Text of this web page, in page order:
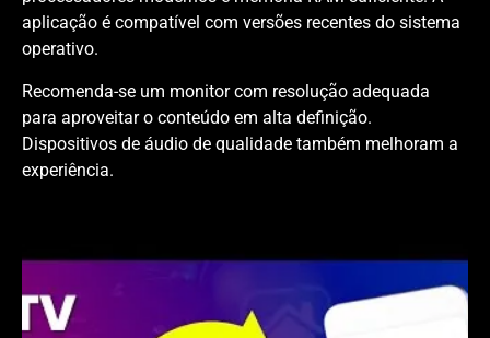
aplicação é compatível com versões recentes do sistema
operativo.
Recomenda-se um monitor com resolução adequada
para aproveitar o conteúdo em alta definição.
Dispositivos de áudio de qualidade também melhoram a
experiência.